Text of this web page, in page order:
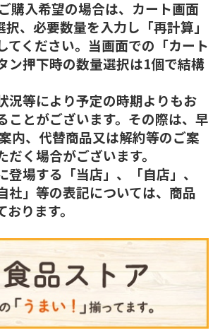
購入希望の場合は、カート画面
、必要数量を入力し「再計算」
てください。当画面での「カート
ン押下時の数量選択は1個で結構
況等により予定の時期よりもお
ことがございます。その際は、早
内、代替商品又は解約等のご案
だく場合がございます。
場する「当店」、「自店」、
社」等の表記については、商品
ります。